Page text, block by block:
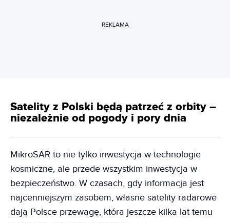
REKLAMA
Satelity z Polski będą patrzeć z orbity –
niezależnie od pogody i pory dnia
MikroSAR to nie tylko inwestycja w technologie
kosmiczne, ale przede wszystkim inwestycja w
bezpieczeństwo. W czasach, gdy informacja jest
najcenniejszym zasobem, własne satelity radarowe
dają Polsce przewagę, która jeszcze kilka lat temu